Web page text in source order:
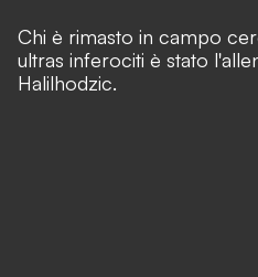
Chi è rimasto in campo
ultras inferociti è stato
Halilhodzic.